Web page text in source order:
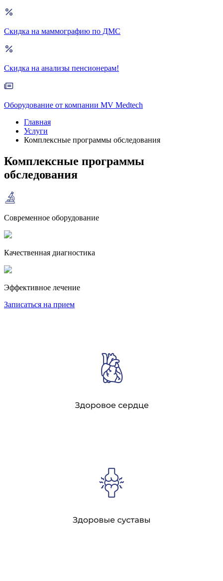
Скидка на маммографию по ДМС
Скидка на анализы пенсионерам!
Оборудование от компании MV Medtech
Главная
Услуги
Комплексные программы обследования
Комплексные программы
обследования
Современное оборудование
Качественная диагностика
Эффективное лечение
Записаться на прием